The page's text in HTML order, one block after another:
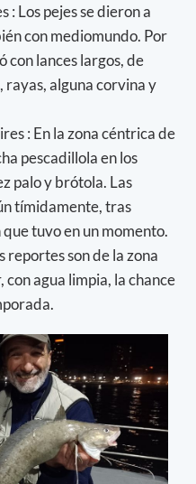
: Los pejes se dieron a
con mediomundo. Por
con lances largos, de
rayas, alguna corvina y
: En la zona céntrica de
pescadillola en los
palo y brótola. Las
tímidamente, tras
tuvo en un momento.
reportes son de la zona
con agua limpia, la chance